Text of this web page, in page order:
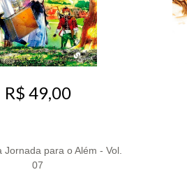
R$ 49,00
Jornada para o Além - Vol.
07